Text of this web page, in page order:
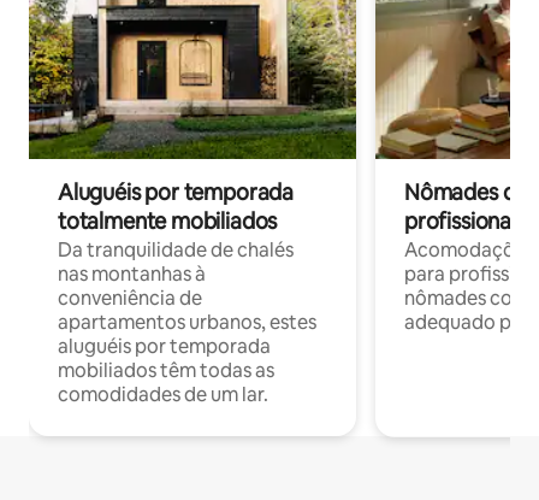
Aluguéis por temporada
totalmente mobiliados
Da tranquilidade de chalés
nas montanhas à
conveniência de
apartamentos urbanos, estes
aluguéis por temporada
mobiliados têm todas as
comodidades de um lar.
Nômades
profissionais
para
nômades com
adequado